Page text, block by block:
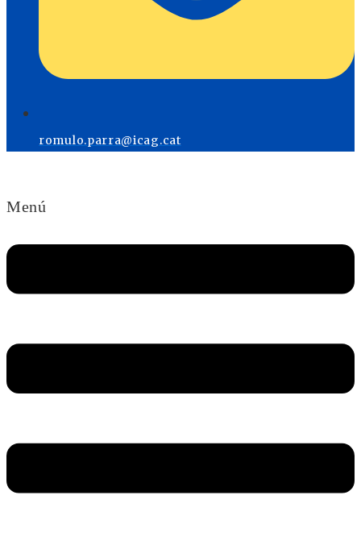
romulo.parra@icag.cat
Menú